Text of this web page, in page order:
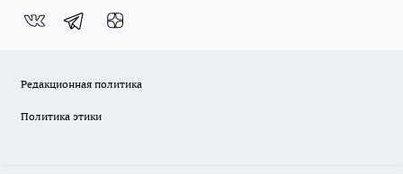
Редакционная политика
Политика этики